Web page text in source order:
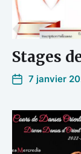
Stages
7 janvier